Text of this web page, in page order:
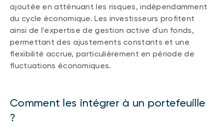
ajoutée en atténuant les risques, indépendamment
du cycle économique. Les investisseurs profitent
ainsi de l'expertise de gestion active d'un fonds,
permettant des ajustements constants et une
flexibilité accrue, particulièrement en période de
fluctuations économiques.
Comment les intégrer à un portefeuille
?